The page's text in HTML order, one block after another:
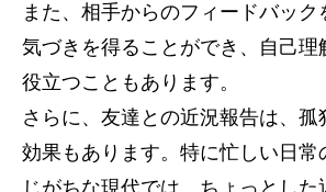
また、相手からのフィードバック
気づきを得ることができ、自己理
役立つこともあります。
さらに、友達との近況報告は、孤
効果もあります。特に忙しい日常
じがちな現代では、ちょっとした